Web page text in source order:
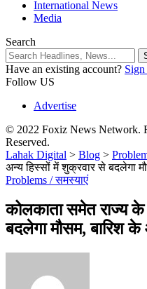
International News
Media
Search
Have an existing account?
Follow US
Advertise
© 2022 Foxiz News Network.
Reserved.
Lahak Digital > Blog >
अन्य हिस्सों में शुक्रवार से बदलेगा
Problems / समस्याएं
कोलकाता समेत राज्य
बदलेगा मौसम, बारिश